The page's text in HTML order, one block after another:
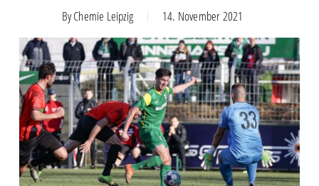
ByChemie Leipzig 14. November 2021